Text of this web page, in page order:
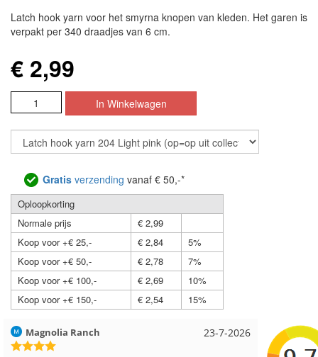
Latch hook yarn voor het smyrna knopen van kleden. Het garen is
verpakt per 340 draadjes van 6 cm.
€ 2,99
Gratis verzending vanaf € 50,-*
Oploopkorting
Normale prijs
€ 2,99
Koop voor +€ 25,-
€ 2,84
5%
Koop voor +€ 50,-
€ 2,78
7%
Koop voor +€ 100,-
€ 2,69
10%
Koop voor +€ 150,-
€ 2,54 15%
23-7-2026
Magnolia Ranch Hilde uit